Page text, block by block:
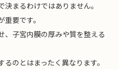
まるわけではありません。
要です。
、子宮内膜の厚みや質を整える
のとはまったく異なります。